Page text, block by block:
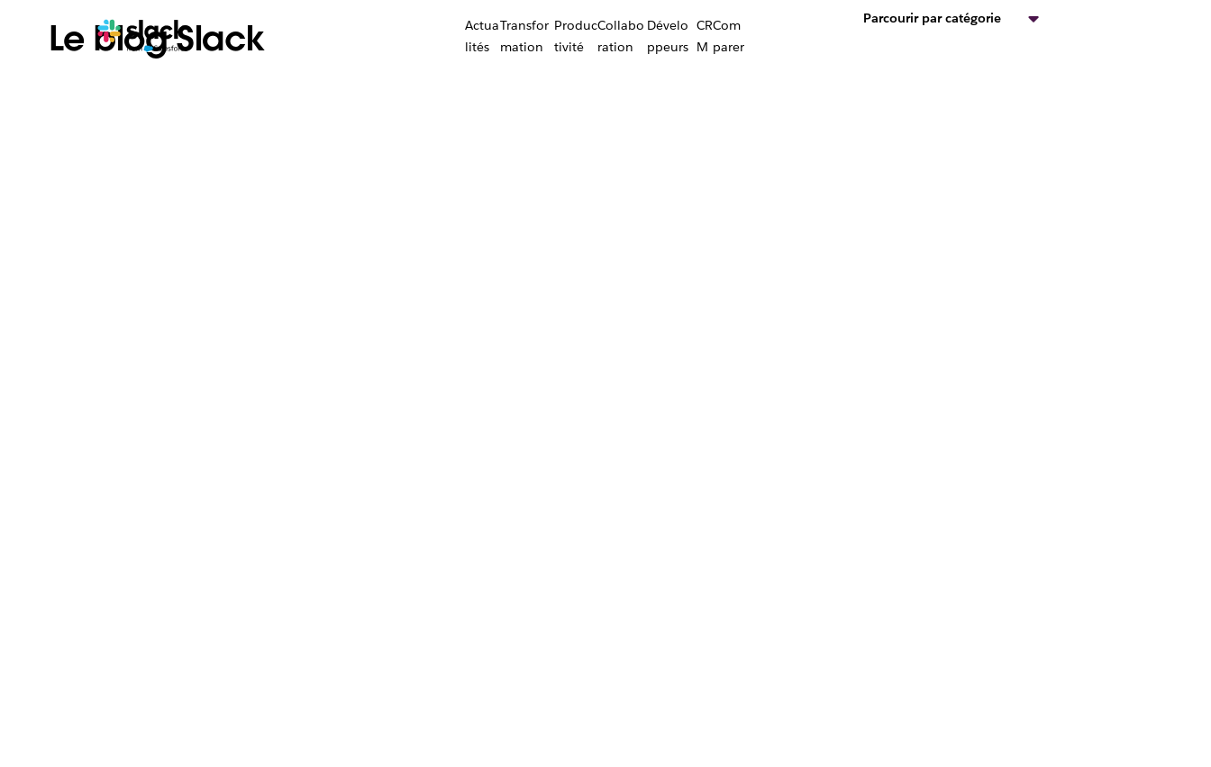
Le blog Slack
Actua
lités
Transfor
mation
Produc
tivité
Collabo
ration
Dévelo
ppeurs
CR
M
Com
parer
Parcourir par catégorie